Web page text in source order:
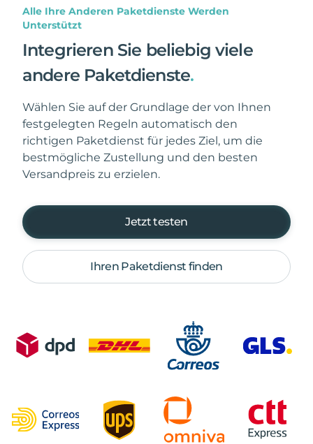
Alle Ihre Anderen Paketdienste Werden
Unterstützt
Integrieren Sie beliebig viele
andere Paketdienste.
Wählen Sie auf der Grundlage der von Ihnen
festgelegten Regeln automatisch den
richtigen Paketdienst für jedes Ziel, um die
bestmögliche Zustellung und den besten
Versandpreis zu erzielen.
Jetzt testen
Ihren Paketdienst finden